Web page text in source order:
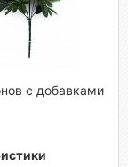
с добавками